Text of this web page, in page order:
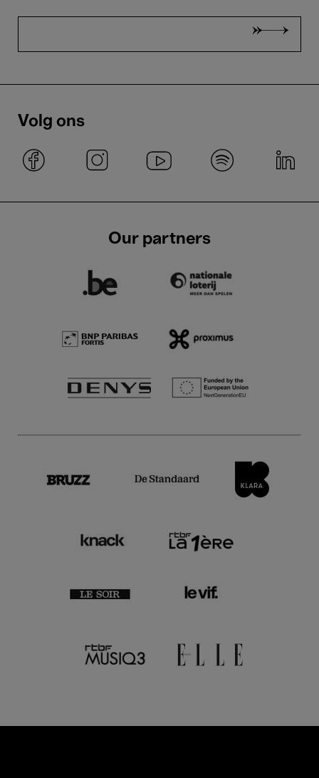
Volg ons
Our partners